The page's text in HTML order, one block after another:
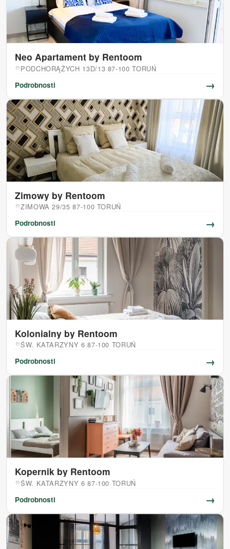
Neo Apartament by Rentoom
location_on PODCHORĄŻYCH 13D/13 87-100 TORUŃ
Podrobnosti
→
Zimowy by Rentoom
location_onZIMOWA 29/35 87-100 TORUŃ
Podrobnosti
→
Kolonialny by Rentoom
location_onŚW. KATARZYNY 6 87-100 TORUŃ
Podrobnosti
→
Kopernik by Rentoom
location_onŚW. KATARZYNY 6 87-100 TORUŃ
Podrobnosti
→